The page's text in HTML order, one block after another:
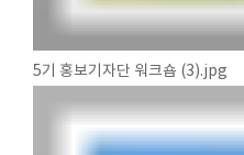
5기 홍보기자단 워크숍 (3).jpg